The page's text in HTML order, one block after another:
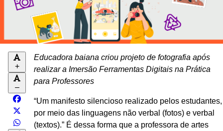
+
–
Educadora baiana criou projeto de fotografia após
realizar a Imersão Ferramentas Digitais na Prática
para Professores
“Um manifesto silencioso realizado pelos estudantes,
por meio das linguagens não verbal (fotos) e verbal
(textos).” É dessa forma que a professora de artes